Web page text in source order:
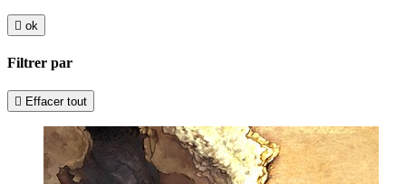
 ok
Filtrer par
 Effacer tout